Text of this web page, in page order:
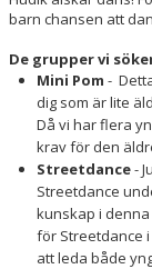
barn chansen att
De grupper vi
Mini Pom -
dig som är lite
Då vi har flera
krav för den
Streetdance-
Streetdance
kunskap i
för Streetdance
att leda både